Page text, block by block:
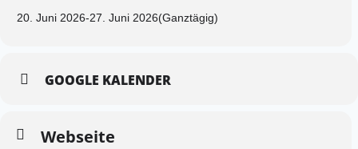
20. Juni 2026-27. Juni 2026(Ganztägig)
GOOGLE KALENDER
Webseite